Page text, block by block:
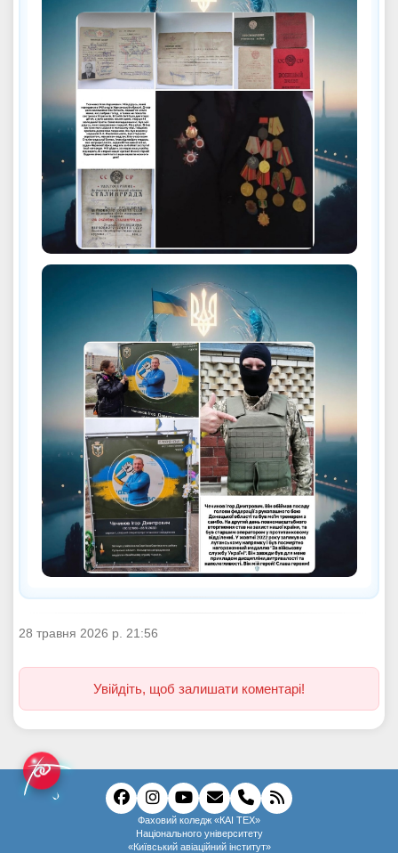
28 травня 2026 р. 21:56
Увійдіть, щоб залишати коментарі!
Фаховий коледж «КАІ ТЕХ»
Національного університету
«Київський авіаційний інститут»